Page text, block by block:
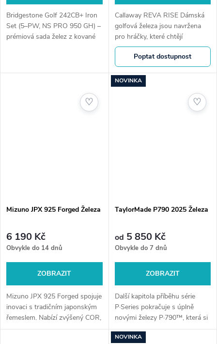
Bridgestone Golf 242CB+ Iron
Set (5–PW, NS PRO 950 GH) –
prémiová sada želez z kované
Callaway REVA RISE Dámská
golfová železa jsou navržena
pro hráčky, které chtějí
snadnější hru, vyšší start míče
a větší jistotu při každé ráně.
Technologie Ai10x Face...
Poptat dostupnost
Mizuno JPX 925 Forged Železa
6 190 Kč
Obvykle do 14 dnů
ZOBRAZIT
Mizuno JPX 925 Forged spojuje
inovaci s tradičním japonským
řemeslem. Nabízí zvýšený COR,
optimalizované rychlosti míče a
♡
NOVINKA
TaylorMade P790 2025 Železa
od 5 850 Kč
Obvykle do 7 dnů
ZOBRAZIT
Další kapitola příběhu série
P·Series pokračuje s úplně
novými železy P·790™, která si
vytvořila vlastní kategorii. Tato
železa poskytují golfistům
♡
NOVINKA